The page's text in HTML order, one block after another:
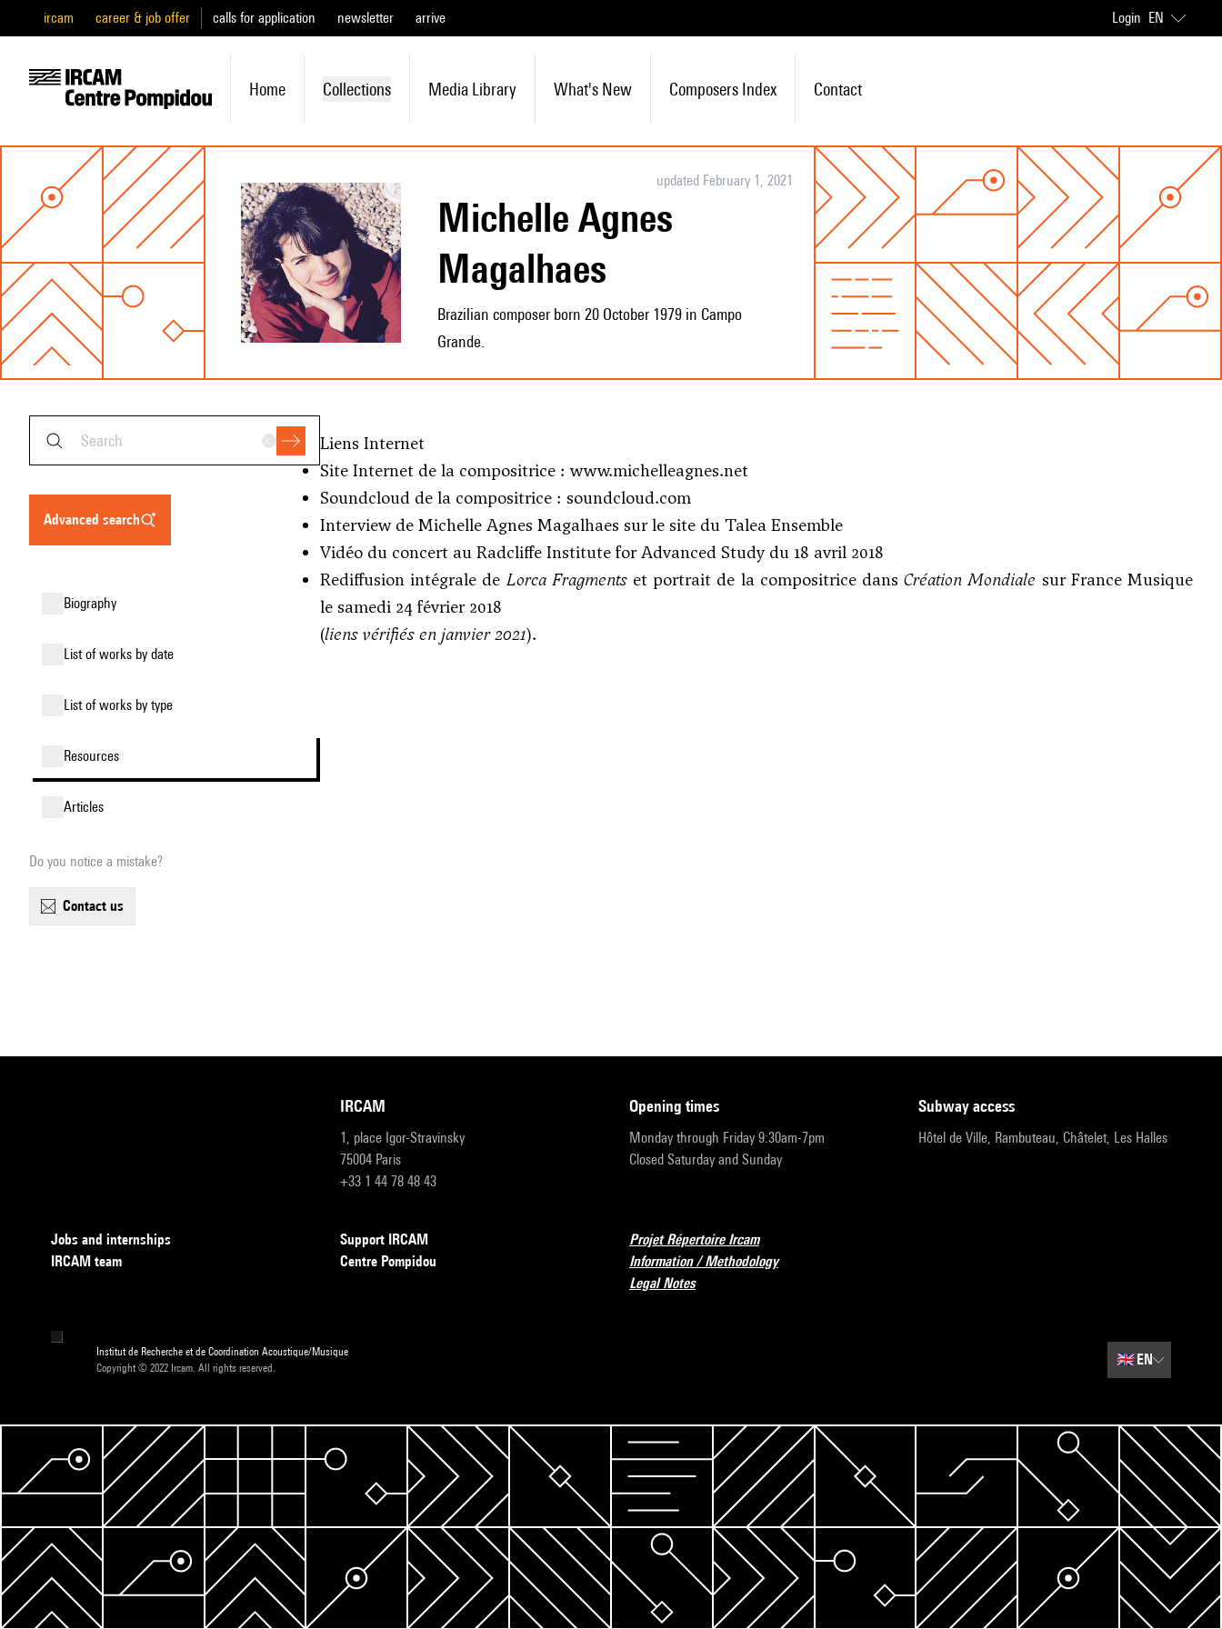
ircam career & job offer calls for application newsletter arrive Login EN
Home Collections Media Library What's New Composers Index Contact
updated February 1, 2021
Michelle Agnes
Magalhaes
Brazilian composer born 20 October 1979 in Campo
Grande.
advanced search
biography
list of works by date
list of works by type
resources
articles
Do you notice a mistake?
contact us
Liens Internet
Site Internet de la compositrice :www.michelleagnes.net
Soundcloud de la compositrice : soundcloud.com
Interview de Michelle Agnes Magalhaes sur le site du Talea Ensemble
Vidéo du concert au Radcliffe Institute for Advanced Study du 18 avril 2018
Rediffusion intégrale de Lorca Fragmentset portrait de la compositrice dansCréation Mondiale sur France Musique
le samedi 24 février 2018
(liens vérifiés en janvier 2021).
IRCAM
1, place Igor-Stravinsky
75004 Paris
+33 1 44 78 48 43
opening times
Monday through Friday 9:30am-7pm
Closed Saturday and Sunday
subway access
Hôtel de Ville, Rambuteau, Châtelet, Les Halles
Jobs and internships
IRCAM team
Support IRCAM
Centre Pompidou
Projet Répertoire Ircam
Information / Methodology
Legal Notes
Institut de Recherche et de Coordination Acoustique/Musique
Copyright © 2022 Ircam. All rights reserved.
🇬🇧EN